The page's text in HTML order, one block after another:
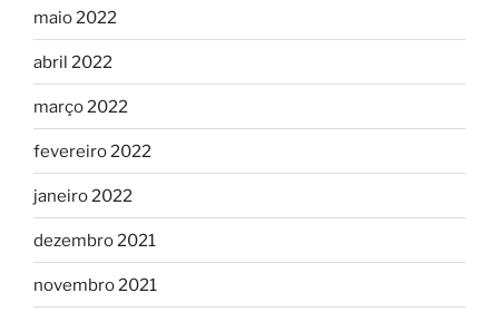
maio 2022
abril 2022
março 2022
fevereiro 2022
janeiro 2022
dezembro 2021
novembro 2021